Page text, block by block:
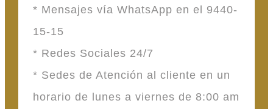
* Mensajes vía WhatsApp en el 9440-
15-15
* Redes Sociales 24/7
* Sedes de Atención al cliente en un
horario de lunes a viernes de 8:00 am